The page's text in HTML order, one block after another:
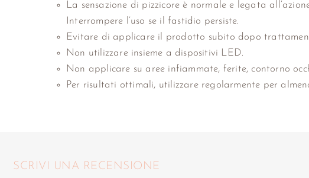
La sensazione di pizzicore è normale e legata
Interrompere l’uso se il fastidio persiste.
Evitare di applicare il prodotto subito dopo
Non utilizzare insieme a dispositivi LED.
Non applicare su aree infiammate, ferite, contorno
Per risultati ottimali, utilizzare regolarmente per
SCRIVI UNA RECENSIONE